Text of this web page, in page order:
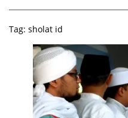
Tag: sholat id